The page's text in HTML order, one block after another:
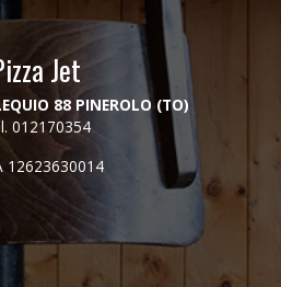
Jet
88 PINEROLO (TO)
012170354
12623630014